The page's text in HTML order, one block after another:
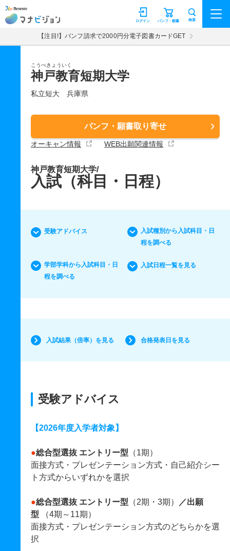
マナビジョン パンフ・願書
ログイン 検索
【注目!】パンフ請求で2000円分電子図書カードGET
こうべきょういく
神戸教育短期大学
私立短大 兵庫県
パンフ・願書取り寄せ
オーキャン情報 WEB出願関連情報
神戸教育短期大学/
入試（科目・日程）
受験アドバイス
入試種別から入試科目・日
程を調べる
学部学科から入試科目・日
程を調べる
入試日程一覧を見る
入試結果（倍率）を見る 合格発表日を見る
受験アドバイス
【2026年度入学者対象】
●総合型選抜 エントリー型 （1期）
面接方式・プレゼンテーション方式・自己紹介シー
ト方式からいずれかを選択
●総合型選抜 エントリー型 （2期・3期）
／出願
型
（4期～11期）
面接方式・プレゼンテーション方式のどちらかを選
択